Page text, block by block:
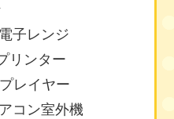
電子レンジ
リンター
レイヤー
コン室外機